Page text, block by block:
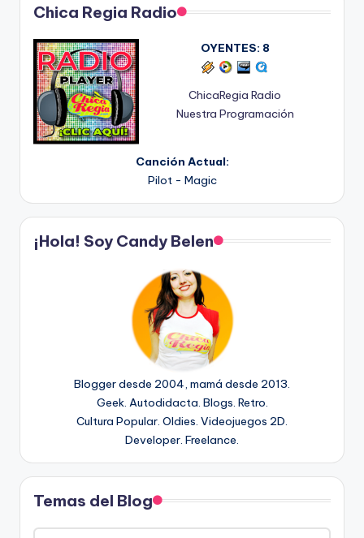
Chica Regia Radio
OYENTES: 8
ChicaRegia Radio
Nuestra Programación
Canción Actual:
Pilot - Magic
¡Hola! Soy Candy Belen
Blogger desde 2004, mamá desde 2013.
Geek. Autodidacta. Blogs. Retro.
Cultura Popular. Oldies. Videojuegos 2D.
Developer. Freelance.
Temas del Blog